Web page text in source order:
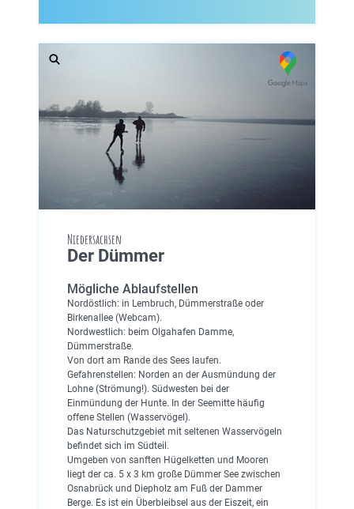
Niedersachsen
Der Dümmer
Mögliche Ablaufstellen
Nordöstlich: in Lembruch, Dümmerstraße oder
Birkenallee (Webcam).
Nordwestlich: beim Olgahafen Damme,
Dümmerstraße.
Von dort am Rande des Sees laufen.
Gefahrenstellen: Norden an der Ausmündung der
Lohne (Strömung!). Südwesten bei der
Einmündung der Hunte. In der Seemitte häufig
offene Stellen (Wasservögel).
Das Naturschutzgebiet mit seltenen Wasservögeln
befindet sich im Südteil.
Umgeben von sanften Hügelketten und Mooren
liegt der ca. 5 x 3 km große Dümmer See zwischen
Osnabrück und Diepholz am Fuß der Dammer
Berge. Es ist ein Überbleibsel aus der Eiszeit, ein